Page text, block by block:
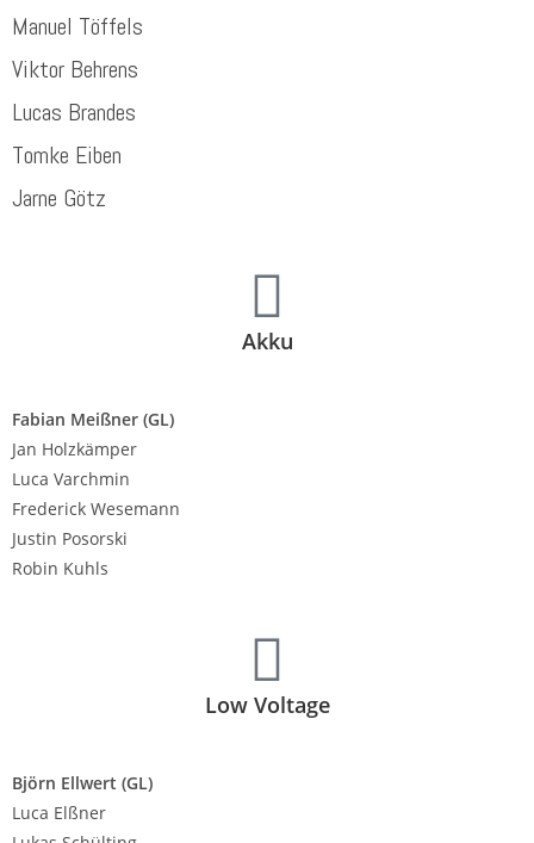
Manuel Töffels
Viktor Behrens
Lucas Brandes
Tomke Eiben
Jarne Götz
Akku
Fabian Meißner (GL)
Jan Holzkämper
Luca Varchmin
Frederick Wesemann
Justin Posorski
Robin Kuhls
Low Voltage
Björn Ellwert (GL)
Luca Elßner